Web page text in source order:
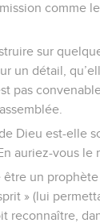
comme
sur
un détail,
pas
Dieu est-elle
auriez-vous le
être un
» (lui
reconnaître,